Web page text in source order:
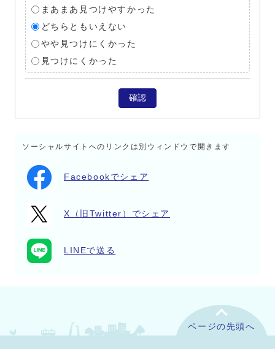
まあまあ見つけやすかった
どちらともいえない
やや見つけにくかった
見つけにくかった
確認
ソーシャルサイトへのリンクは別ウィンドウで開きます
Facebookでシェア
X（旧Twitter）でシェア
LINEで送る
ページの先頭へ